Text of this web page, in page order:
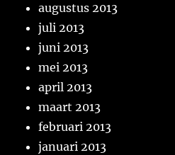
augustus 2013
juli 2013
juni 2013
mei 2013
april 2013
maart 2013
februari 2013
januari 2013